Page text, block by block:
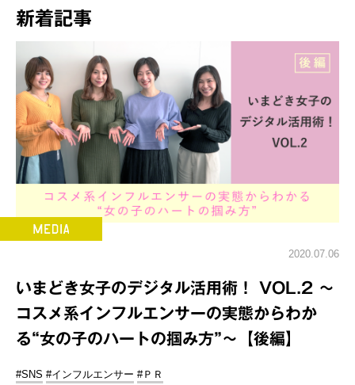
新着記事
2020.07.06
いまどき女子のデジタル活用術！ VOL.2 ～
コスメ系インフルエンサーの実態からわか
る“女の子のハートの掴み方”～【後編】
#SNS #インフルエンサー #ＰＲ